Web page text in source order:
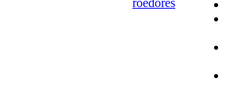
roedores